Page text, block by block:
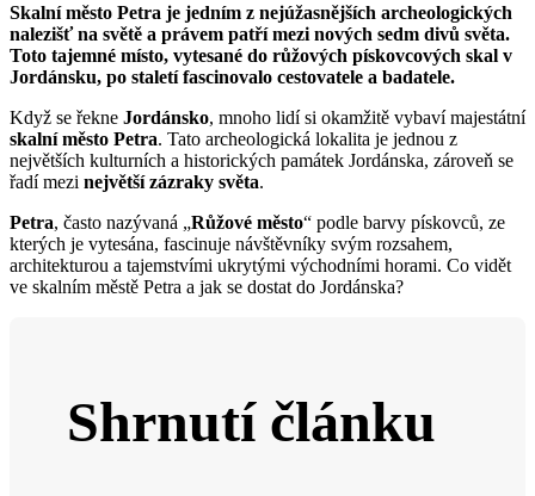
Skalní město Petra je jedním z nejúžasnějších archeologických
nalezišť na světě a právem patří mezi nových sedm divů světa.
Toto tajemné místo, vytesané do růžových pískovcových skal v
Jordánsku, po staletí fascinovalo cestovatele a badatele.
Když se řekne Jordánsko, mnoho lidí si okamžitě vybaví majestátní
skalní město Petra. Tato archeologická lokalita je jednou z
největších kulturních a historických památek Jordánska, zároveň se
řadí mezi největší zázraky světa.
Petra, často nazývaná „Růžové město“ podle barvy pískovců, ze
kterých je vytesána, fascinuje návštěvníky svým rozsahem,
architekturou a tajemstvími ukrytými východními horami. Co vidět
ve skalním městě Petra a jak se dostat do Jordánska?
Shrnutí článku